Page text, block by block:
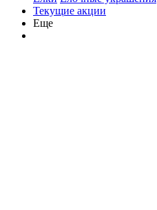
Текущие акции
Еще